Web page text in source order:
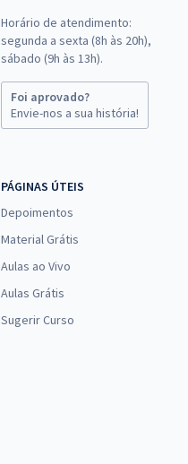
Horário de atendimento:
segunda a sexta (8h às 20h),
sábado (9h às 13h).
Foi aprovado?
Envie-nos a sua história!
PÁGINAS ÚTEIS
Depoimentos
Material Grátis
Aulas ao Vivo
Aulas Grátis
Sugerir Curso